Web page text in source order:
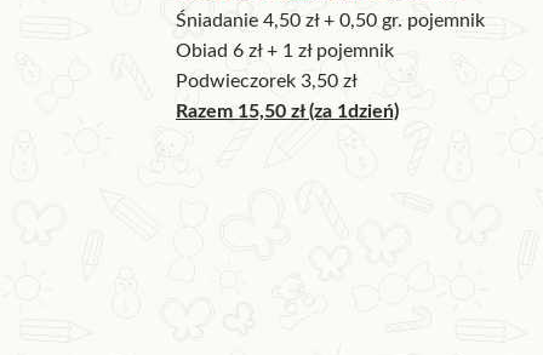
Śniadanie 4,50 zł + 0,50 gr. pojemnik
Obiad 6 zł + 1 zł pojemnik
Podwieczorek 3,50 zł
Razem 15,50 zł (za 1dzień)